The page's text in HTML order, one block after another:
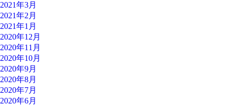
2021年3月
2021年2月
2021年1月
2020年12月
2020年11月
2020年10月
2020年9月
2020年8月
2020年7月
2020年6月